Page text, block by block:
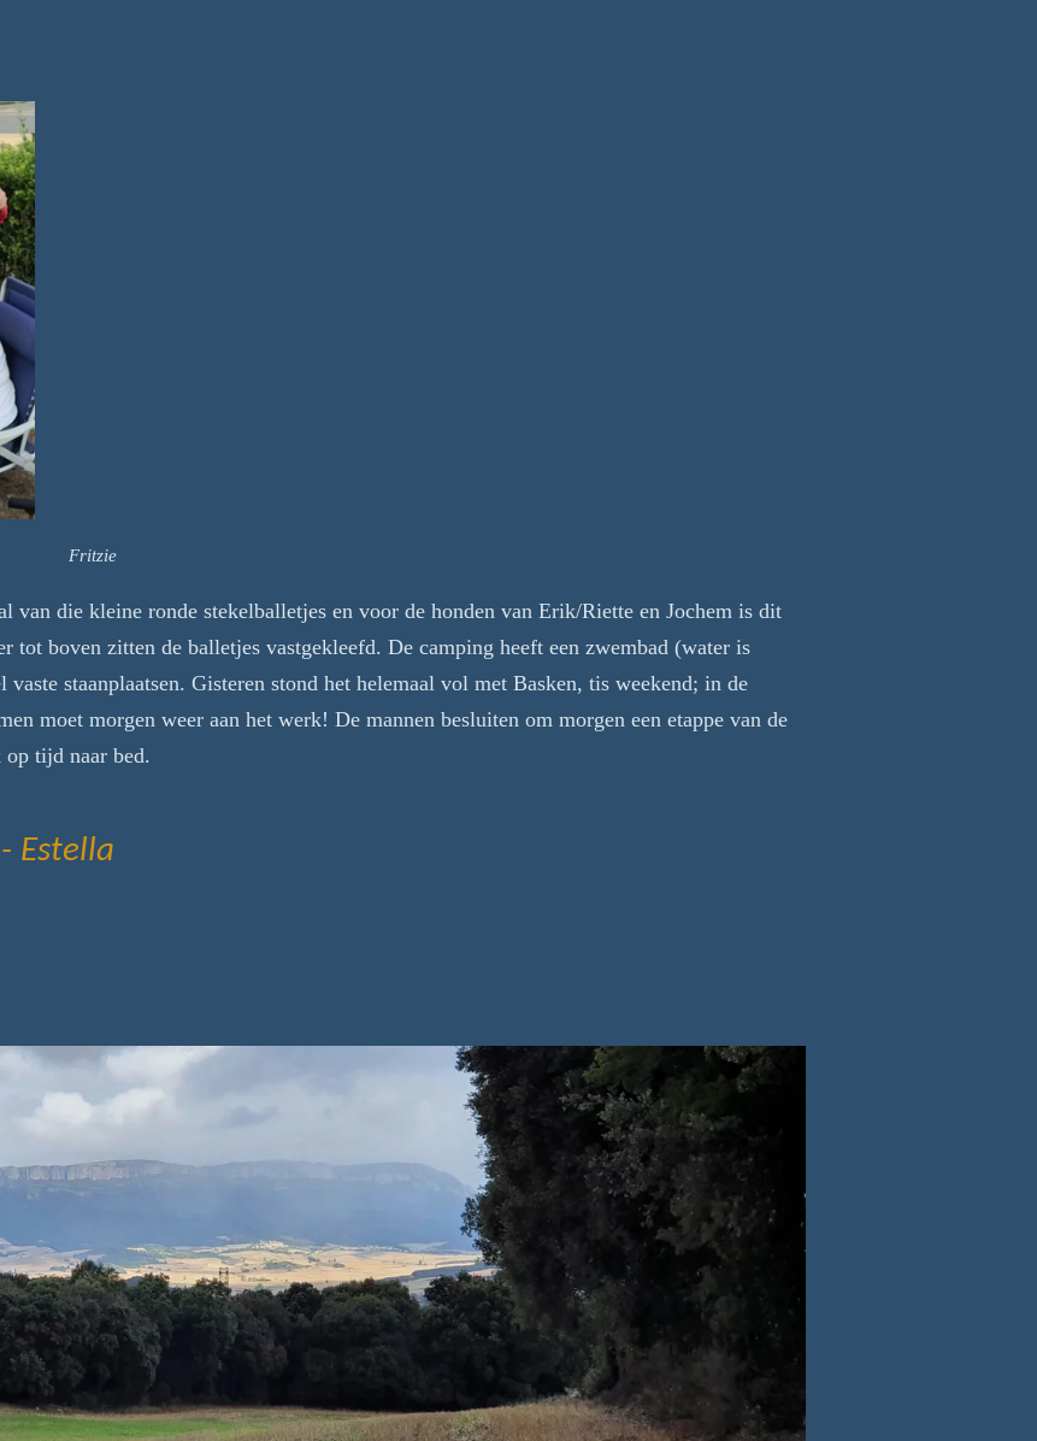
van die kleine ronde stekelballetjes en voor de honden van Erik/Riette en Jochem is dit
tot boven zitten de balletjes vastgekleefd. De camping heeft een zwembad (water is
staanplaatsen. Gisteren stond het helemaal vol met Basken, tis weekend; in de
moet morgen weer aan het werk! De mannen besluiten om morgen een etappe van de
op tijd naar bed.
Estella